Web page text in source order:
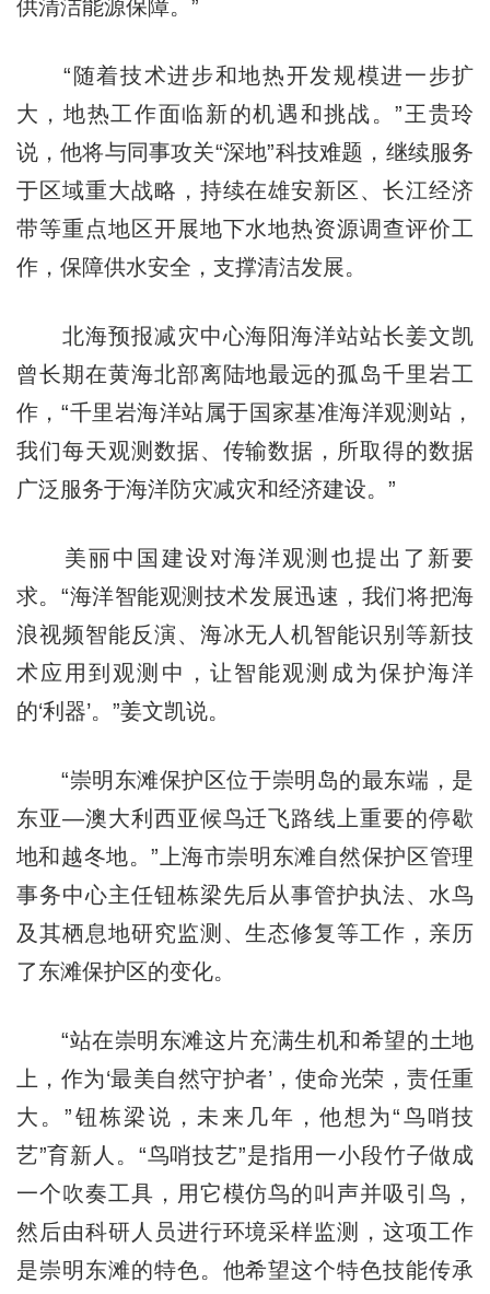
供清洁能源保障。”
“随着技术进步和地热开发规模进一步扩
大，地热工作面临新的机遇和挑战。”王贵玲
说，他将与同事攻关“深地”科技难题，继续服务
于区域重大战略，持续在雄安新区、长江经济
带等重点地区开展地下水地热资源调查评价工
作，保障供水安全，支撑清洁发展。
北海预报减灾中心海阳海洋站站长姜文凯
曾长期在黄海北部离陆地最远的孤岛千里岩工
作，“千里岩海洋站属于国家基准海洋观测站，
我们每天观测数据、传输数据，所取得的数据
广泛服务于海洋防灾减灾和经济建设。”
美丽中国建设对海洋观测也提出了新要
求。“海洋智能观测技术发展迅速，我们将把海
浪视频智能反演、海冰无人机智能识别等新技
术应用到观测中，让智能观测成为保护海洋
的‘利器’。”姜文凯说。
“崇明东滩保护区位于崇明岛的最东端，是
东亚—澳大利西亚候鸟迁飞路线上重要的停歇
地和越冬地。”上海市崇明东滩自然保护区管理
事务中心主任钮栋梁先后从事管护执法、水鸟
及其栖息地研究监测、生态修复等工作，亲历
了东滩保护区的变化。
“站在崇明东滩这片充满生机和希望的土地
上，作为‘最美自然守护者’，使命光荣，责任重
大。”钮栋梁说，未来几年，他想为“鸟哨技
艺”育新人。“鸟哨技艺”是指用一小段竹子做成
一个吹奏工具，用它模仿鸟的叫声并吸引鸟，
然后由科研人员进行环境采样监测，这项工作
是崇明东滩的特色。他希望这个特色技能传承